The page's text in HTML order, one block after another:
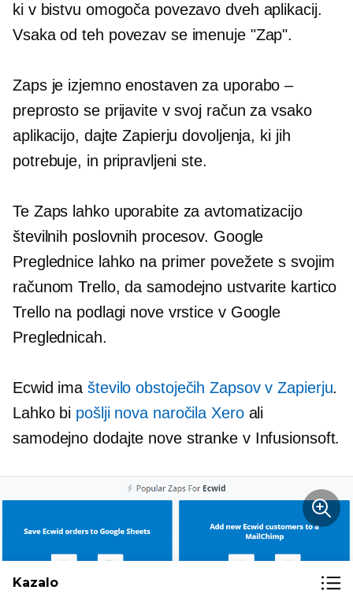
ki v bistvu omogoča povezavo dveh aplikacij.
Vsaka od teh povezav se imenuje "Zap".
Zaps je izjemno enostaven za uporabo –
preprosto se prijavite v svoj račun za vsako
aplikacijo, dajte Zapierju dovoljenja, ki jih
potrebuje, in pripravljeni ste.
Te Zaps lahko uporabite za avtomatizacijo
številnih poslovnih procesov. Google
Preglednice lahko na primer povežete s svojim
računom Trello, da samodejno ustvarite kartico
Trello na podlagi nove vrstice v Google
Preglednicah.
Ecwid imaštevilo obstoječih Zapsov v Zapierju.
Lahko bi pošlji nova naročila Xeroali
samodejno dodajte nove stranke v Infusionsoft.
Kazalo